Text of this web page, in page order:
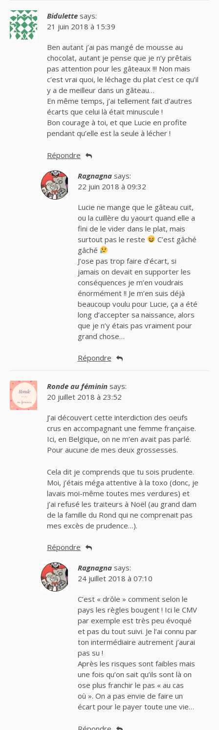
Bidulette says:
21 juin 2018 à 15:39
Ben autant j’ai pas mangé de mousse au
chocolat, autant je pense que je n’y prêtais
pas attention pour les gâteaux !!! Non mais
c’est vrai quoi, le léchage du plat c’est ce qu’il
y a de meilleur dans un gâteau…
En même temps, j’ai tellement fait d’autres
écarts que celui là était minuscule !
Bon courage à toi, et que Lucie en profite
pendant qu’elle est la seule à lécher !
Répondre
Ragnagna says:
22 juin 2018 à 09:32
Lucie ne mange que le gâteau cuit,
ou la cuillère du yaourt quand elle a
fini de le vider dans le plat, mais
surtout pas le reste
C’est gâché
gâché
J’ose pas trop faire d’écart, si
jamais on devait en supporter les
conséquences je m’en voudrais
énormément !! Je m’en suis déjà
beaucoup voulu pour Lucie, ça a été
long d’accepter sa naissance, alors
que je n’y étais pas vraiment pour
grand chose…
Répondre
Ronde au féminin says:
20 juillet 2018 à 23:52
J’ai découvert cette interdiction des oeufs
crus en accompagnant une femme française.
Ici, en Belgique, on ne m’en avait pas parlé.
Pour aucune de mes deux grossesses.
Cela dit je comprends que tu sois prudente.
Moi, j’étais méga attentive à la toxo (donc, je
lavais moi-même toutes mes verdures) et
j’ai refusé les traiteurs à Noël (au grand dam
de la famille du Rond qui ne comprenait pas
mes excès de prudence…).
Répondre
Ragnagna says:
24 juillet 2018 à 07:10
C’est « drôle » comment selon le
pays les règles bougent ! Ici le CMV
par exemple est très peu évoqué
et pas du tout suivi. Je l’ai connu par
ton intermédiaire autrement j’aurai
pas su !
Après les risques sont faibles mais
une fois qu’on sait qu’ils sont là on
ose plus franchir le pas « au cas
où ». On a pas envie de faire un
écart pour le payer toute une vie…